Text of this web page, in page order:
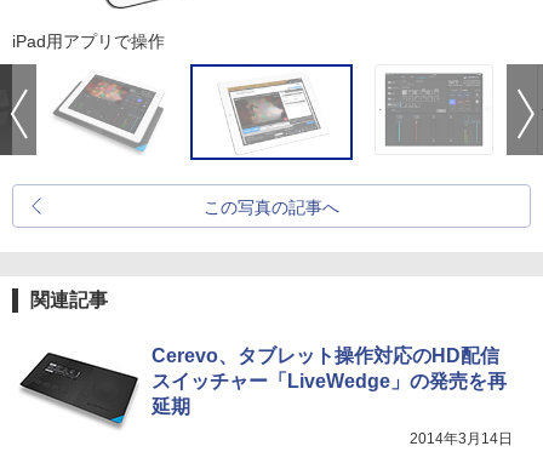
iPad用アプリで操作
この写真の記事へ
関連記事
Cerevo、タブレット操作対応のHD配信
スイッチャー「LiveWedge」の発売を再
延期
2014年3月14日